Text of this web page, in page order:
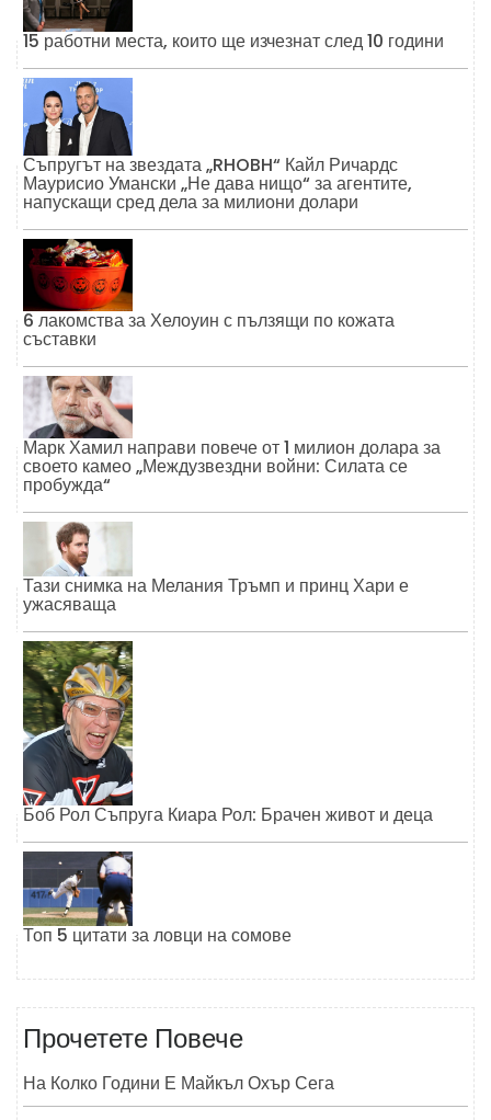
15 работни места, които ще изчезнат след 10 години
Съпругът на звездата „RHOBH“ Кайл Ричардс
Маурисио Умански „Не дава нищо“ за агентите,
напускащи сред дела за милиони долари
6 лакомства за Хелоуин с пълзящи по кожата
съставки
Марк Хамил направи повече от 1 милион долара за
своето камео „Междузвездни войни: Силата се
пробужда“
Тази снимка на Мелания Тръмп и принц Хари е
ужасяваща
Боб Рол Съпруга Киара Рол: Брачен живот и деца
Топ 5 цитати за ловци на сомове
Прочетете Повече
На Колко Години Е Майкъл Охър Сега